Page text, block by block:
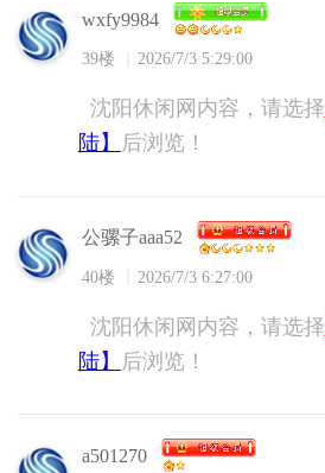
wxfy9984
39楼 2026/7/3 5:29:00
沈阳休闲网内容，请选择
陆】
后浏览！
公骡子aaa52
40楼 2026/7/3 6:27:00
沈阳休闲网内容，请选择
陆】
后浏览！
a501270